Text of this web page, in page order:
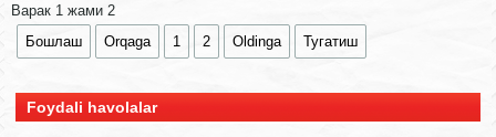
Варак 1 жами 2
Бошлаш
Orqaga 1 2 Oldinga Тугатиш
Foydali havolalar